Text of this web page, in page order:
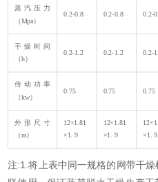
蒸汽压力
（Mpa）
0.2-0.8 0.2-0.8 0.2-
干燥时间
（h）
0.2-1.2 0.2-1.2 0.2-
传动功率
（kw）
0.75 0.75 0.75
外形尺寸
（m）
12×1.81
×1. 9
12×1.81
×1. 9
×1. 9
注:1.将上表中同一规格的网带干